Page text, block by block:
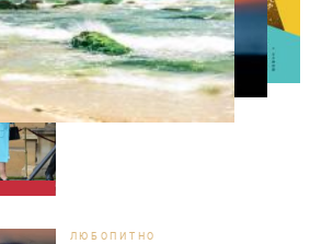
СВОБОДНО ВРЕМЕ
Ново бебе в кралското
семейство
ЛЮБОПИТНО